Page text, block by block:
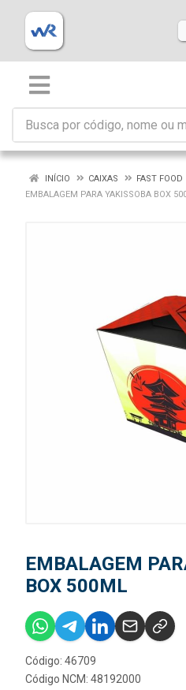
INÍCIO CAIXAS
FAST FOOD
EMBALAGEM PARA YAKISSOBA BOX
EMBALAGEM
BOX 500ML
Código: 46709
Código NCM: 48192000